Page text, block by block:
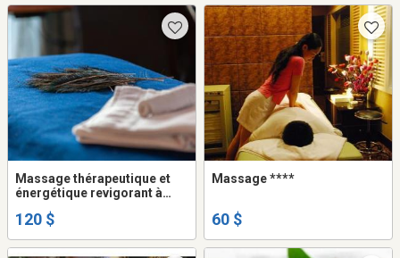
Massage thérapeutique et
énergétique revigorant à
120 $
Massage ****
60 $